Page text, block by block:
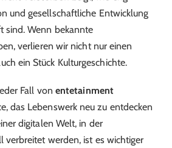
und gesellschaftliche Entwicklung
sind. Wenn bekannte
verlieren wir nicht nur einen
ein Stück Kulturgeschichte.
Fall von entetainment
das Lebenswerk neu zu entdecken
digitalen Welt, in der
verbreitet werden, ist es wichtiger